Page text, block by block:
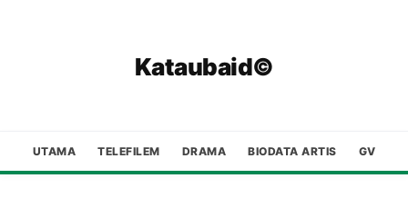
Kataubaid©
UTAMA TELEFILEM DRAMA BIODATA ARTIS GV